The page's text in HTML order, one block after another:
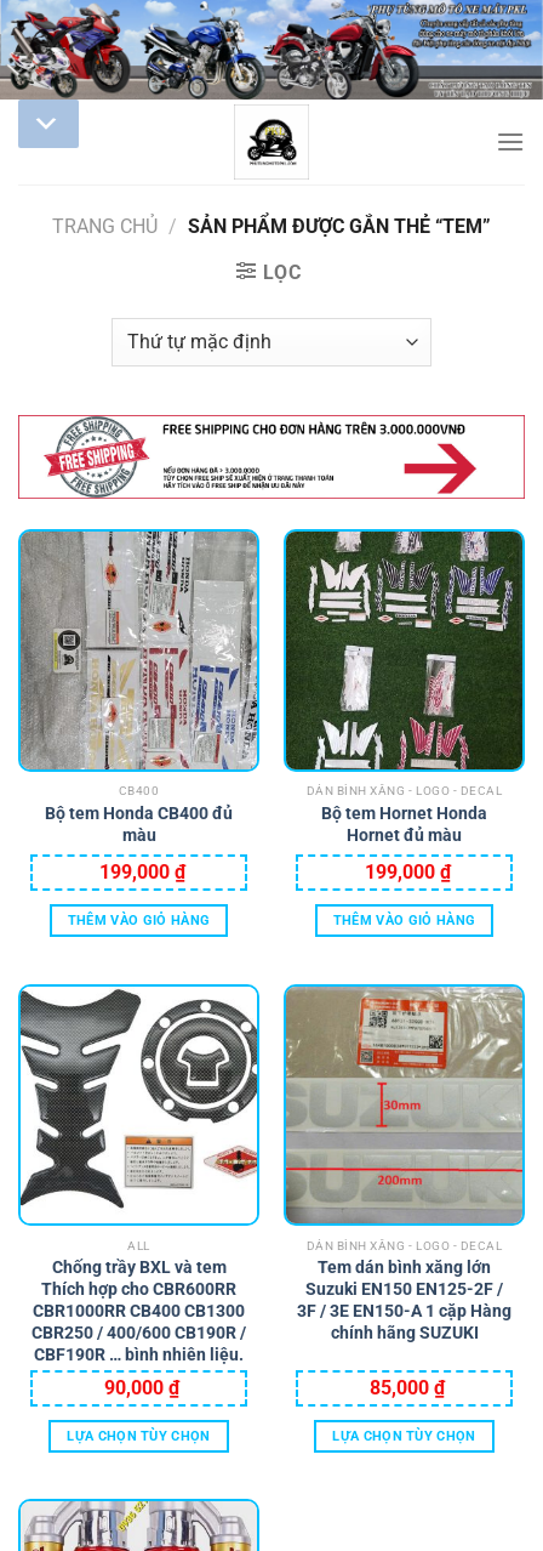
TRANG CHỦ / SẢN PHẨM ĐƯỢC GẮN THẺ “TEM”
LỌC
CB400
Bộ tem Honda CB400 đủ
màu
199,000 ₫
THÊM VÀO GIỎ HÀNG
DÁN BÌNH XĂNG - LOGO - DECAL
Bộ tem Hornet Honda
Hornet đủ màu
199,000 ₫
THÊM VÀO GIỎ HÀNG
ALL
Chống trầy BXL và tem
Thích hợp cho CBR600RR
CBR1000RR CB400 CB1300
CBR250 / 400/600 CB190R /
CBF190R … bình nhiên liệu.
90,000 ₫
LỰA CHỌN TÙY CHỌN
này
có
DÁN BÌNH XĂNG - LOGO - DECAL
Tem dán bình xăng lớn
Suzuki EN150 EN125-2F /
3F / 3E EN150-A 1 cặp Hàng
chính hãng SUZUKI
85,000 ₫
LỰA CHỌN TÙY CHỌN